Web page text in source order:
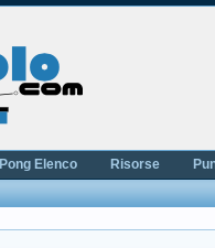
Pong Elenco Risorse